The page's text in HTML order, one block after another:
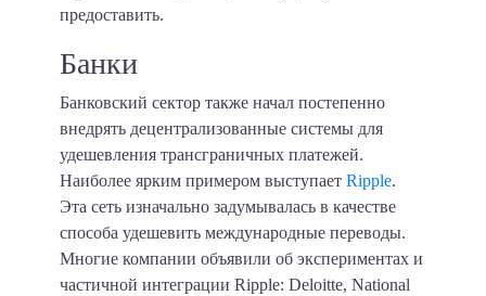
предоставить.
Банки
Банковский сектор также начал постепенно
внедрять децентрализованные системы для
удешевления трансграничных платежей.
Наиболее ярким примером выступает Ripple.
Эта сеть изначально задумывалась в качестве
способа удешевить международные переводы.
Многие компании объявили об экспериментах и
частичной интеграции Ripple: Deloitte, National